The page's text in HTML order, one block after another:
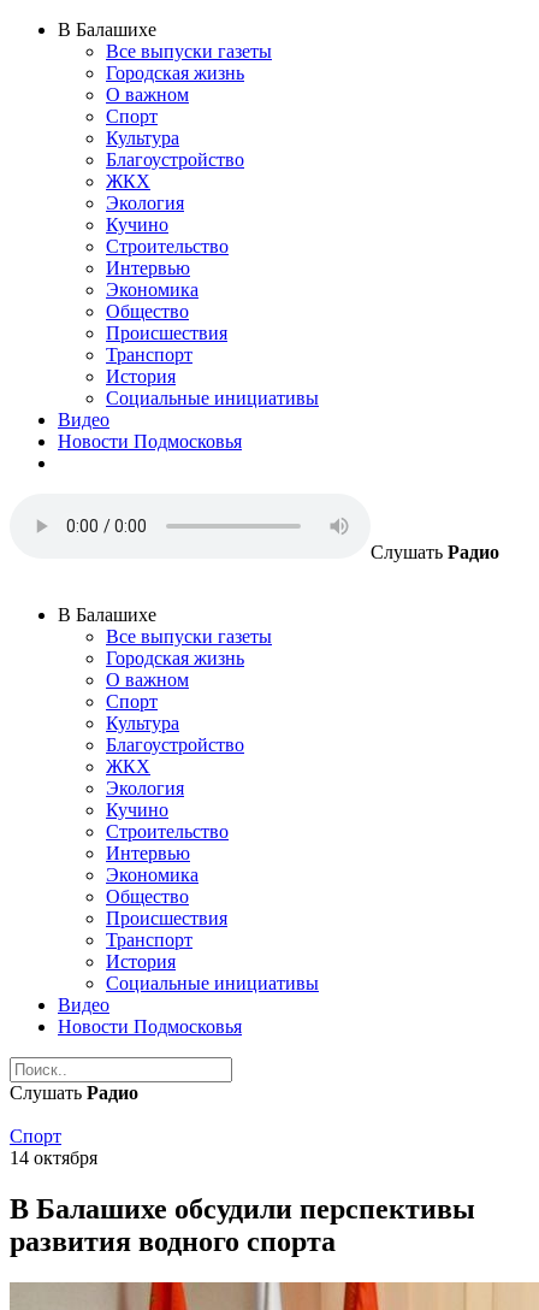
В Балашихе
Все выпуски газеты
Городская жизнь
О важном
Спорт
Культура
Благоустройство
ЖКХ
Экология
Кучино
Строительство
Интервью
Экономика
Общество
Происшествия
Транспорт
История
Социальные инициативы
Видео
Новости Подмосковья
Слушать Радио
В Балашихе
Все выпуски газеты
Городская жизнь
О важном
Спорт
Культура
Благоустройство
ЖКХ
Экология
Кучино
Строительство
Интервью
Экономика
Общество
Происшествия
Транспорт
История
Социальные инициативы
Видео
Новости Подмосковья
Слушать Радио
Спорт
14 октября
В Балашихе обсудили перспективы
развития водного спорта